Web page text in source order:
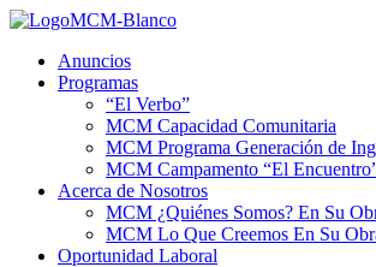
Ir
contenidoAnuncios
Programas
“El Verbo”
MCM Capacidad Comunitaria
MCM Programa Generación de
MCM Campamento “El
Acerca de Nosotros
MCM ¿Quiénes Somos? En Su
MCM Lo Que Creemos En Su
Oportunidad Laboral